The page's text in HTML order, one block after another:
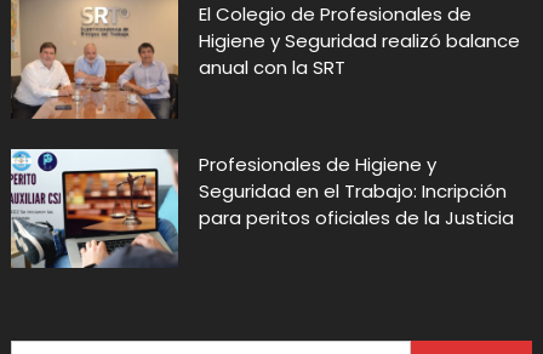
El Colegio de Profesionales de
Higiene y Seguridad realizó balance
anual con la SRT
Profesionales de Higiene y
Seguridad en el Trabajo: Incripción
para peritos oficiales de la Justicia